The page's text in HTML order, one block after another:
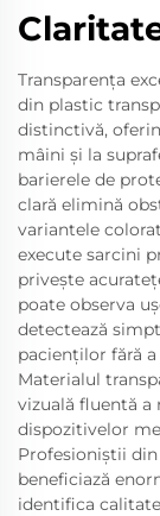
Transparența
din plastic
distinctivă,
mâini și la
barierele de
clară elimină
variantele
execute sarcini
privește
poate observa
detectează
pacienților fără
Materialul
vizuală fluentă a
dispozitivelor
Profesioniștii
beneficiază
identifica